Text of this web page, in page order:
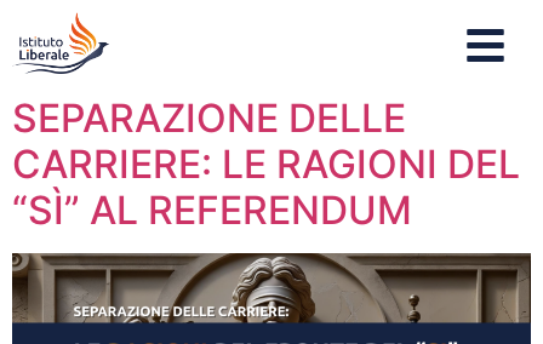
SEPARAZIONE DELLE
CARRIERE: LE RAGIONI DEL
“SÌ” AL REFERENDUM